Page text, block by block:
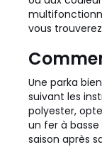
vous
Une parka
suivant les
polyester,
un fer à
saison après